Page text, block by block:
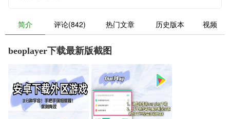
简介 评论(842) 热门文章 历史版本 视频
beoplayer下载最新版截图